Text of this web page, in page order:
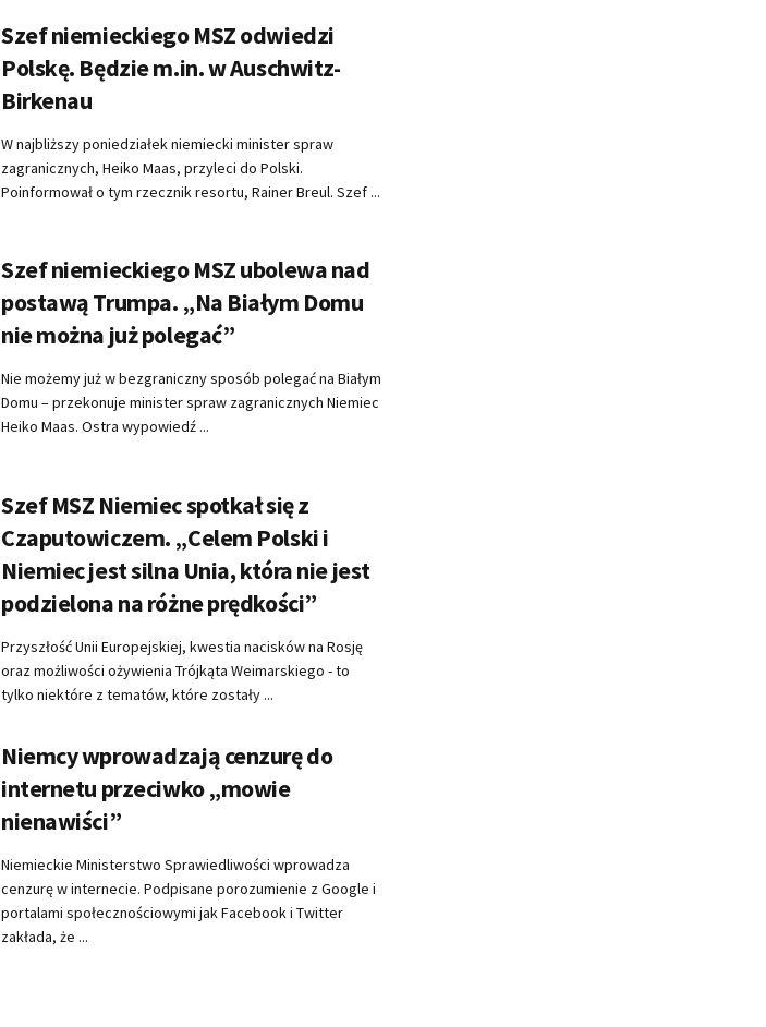
Szef niemieckiego MSZ odwiedzi
Polskę. Będzie m.in. w Auschwitz-
Birkenau
W najbliższy poniedziałek niemiecki minister spraw
zagranicznych, Heiko Maas, przyleci do Polski.
Poinformował o tym rzecznik resortu, Rainer Breul. Szef ...
Szef niemieckiego MSZ ubolewa nad
postawą Trumpa. „Na Białym Domu
nie można już polegać”
Nie możemy już w bezgraniczny sposób polegać na Białym
Domu – przekonuje minister spraw zagranicznych Niemiec
Heiko Maas. Ostra wypowiedź ...
Szef MSZ Niemiec spotkał się z
Czaputowiczem. „Celem Polski i
Niemiec jest silna Unia, która nie jest
podzielona na różne prędkości”
Przyszłość Unii Europejskiej, kwestia nacisków na Rosję
oraz możliwości ożywienia Trójkąta Weimarskiego - to
tylko niektóre z tematów, które zostały ...
Niemcy wprowadzają cenzurę do
internetu przeciwko „mowie
nienawiści”
Niemieckie Ministerstwo Sprawiedliwości wprowadza
cenzurę w internecie. Podpisane porozumienie z Google i
portalami społecznościowymi jak Facebook i Twitter
zakłada, że ...